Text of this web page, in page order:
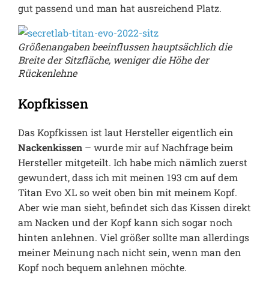
gut passend und man hat ausreichend Platz.
Größenangaben beeinflussen hauptsächlich die
Breite der Sitzfläche, weniger die Höhe der
Rückenlehne
Kopfkissen
Das Kopfkissen ist laut Hersteller eigentlich ein
Nackenkissen – wurde mir auf Nachfrage beim
Hersteller mitgeteilt. Ich habe mich nämlich zuerst
gewundert, dass ich mit meinen 193 cm auf dem
Titan Evo XL so weit oben bin mit meinem Kopf.
Aber wie man sieht, befindet sich das Kissen direkt
am Nacken und der Kopf kann sich sogar noch
hinten anlehnen. Viel größer sollte man allerdings
meiner Meinung nach nicht sein, wenn man den
Kopf noch bequem anlehnen möchte.